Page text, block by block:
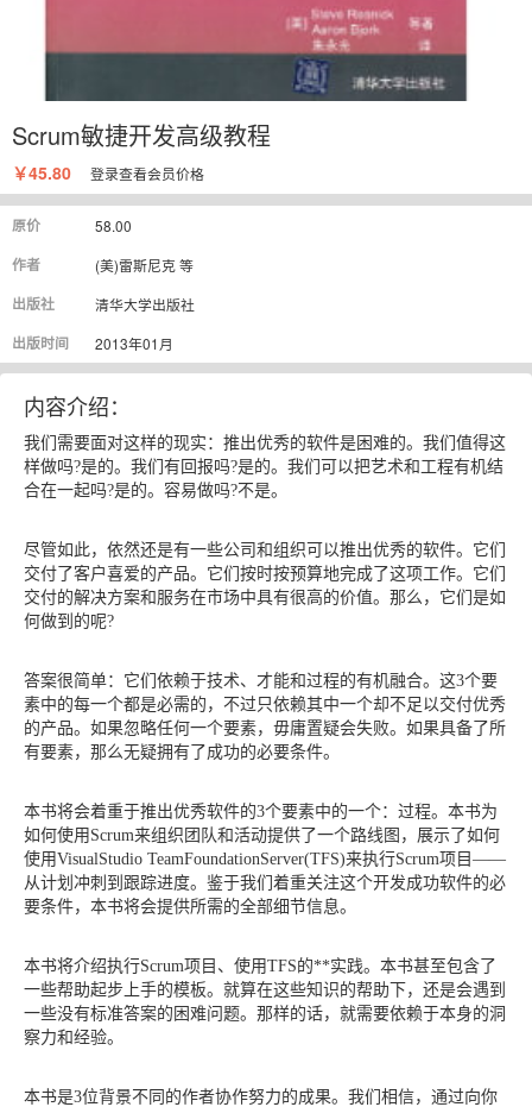
Scrum敏捷开发高级教程
￥45.80 登录查看会员价格
原价
58.00
作者
(美)雷斯尼克 等
出版社
清华大学出版社
出版时间
2013年01月
内容介绍：
我们需要面对这样的现实：推出优秀的软件是困难的。我们值得这
样做吗?是的。我们有回报吗?是的。我们可以把艺术和工程有机结
合在一起吗?是的。容易做吗?不是。
尽管如此，依然还是有一些公司和组织可以推出优秀的软件。它们
交付了客户喜爱的产品。它们按时按预算地完成了这项工作。它们
交付的解决方案和服务在市场中具有很高的价值。那么，它们是如
何做到的呢?
答案很简单：它们依赖于技术、才能和过程的有机融合。这3个要
素中的每一个都是必需的，不过只依赖其中一个却不足以交付优秀
的产品。如果忽略任何一个要素，毋庸置疑会失败。如果具备了所
有要素，那么无疑拥有了成功的必要条件。
本书将会着重于推出优秀软件的3个要素中的一个：过程。本书为
如何使用Scrum来组织团队和活动提供了一个路线图，展示了如何
使用VisualStudio TeamFoundationServer(TFS)来执行Scrum项目——
从计划冲刺到跟踪进度。鉴于我们着重关注这个开发成功软件的必
要条件，本书将会提供所需的全部细节信息。
本书将介绍执行Scrum项目、使用TFS的**实践。本书甚至包含了
一些帮助起步上手的模板。就算在这些知识的帮助下，还是会遇到
一些没有标准答案的困难问题。那样的话，就需要依赖于本身的洞
察力和经验。
本书是3位背景不同的作者协作努力的成果。我们相信，通过向你